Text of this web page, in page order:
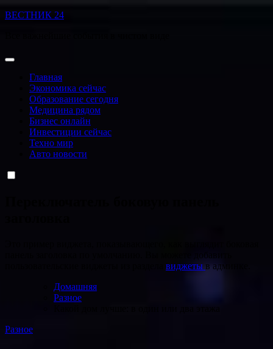
Перейти
ВЕСТНИК 24
Главная
Экономика сейчас
Образование сегодня
Медицина рядом
Бизнес онлайн
Инвестиции сейчас
Техно мир
Авто новости
виджеты в админке.
Домашняя
Разное
Какой дом лучше: в один или два этажа
Разное